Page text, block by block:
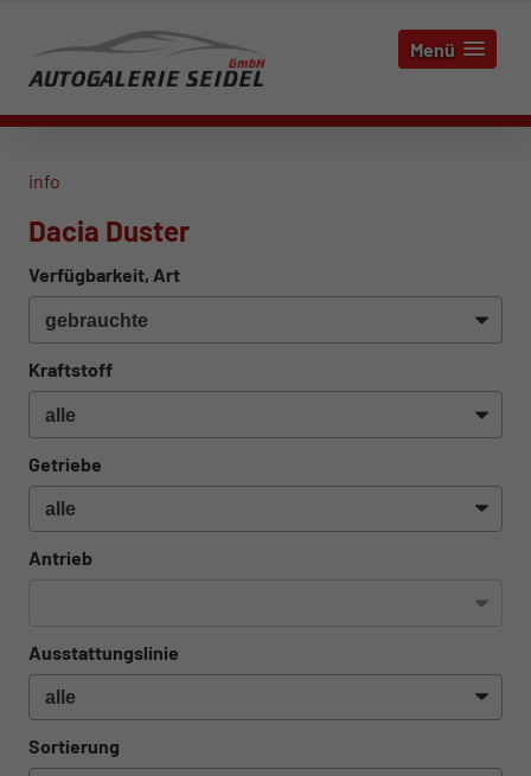
Menü
info
Dacia Duster
Verfügbarkeit, Art
Kraftstoff
Getriebe
Antrieb
Ausstattungslinie
Sortierung